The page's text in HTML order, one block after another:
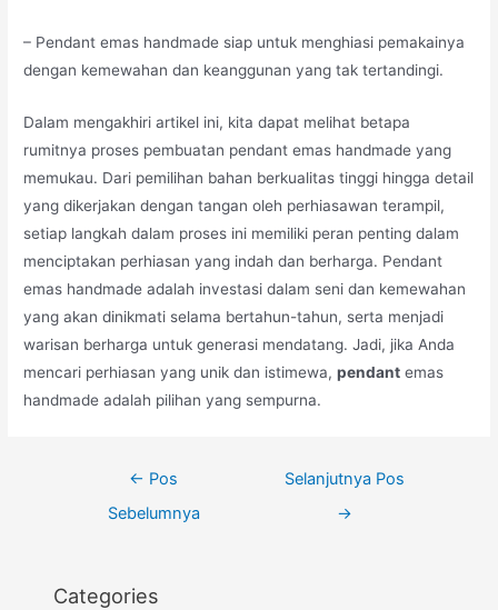
– Pendant emas handmade siap untuk menghiasi pemakainya
dengan kemewahan dan keanggunan yang tak tertandingi.
Dalam mengakhiri artikel ini, kita dapat melihat betapa
rumitnya proses pembuatan pendant emas handmade yang
memukau. Dari pemilihan bahan berkualitas tinggi hingga detail
yang dikerjakan dengan tangan oleh perhiasawan terampil,
setiap langkah dalam proses ini memiliki peran penting dalam
menciptakan perhiasan yang indah dan berharga. Pendant
emas handmade adalah investasi dalam seni dan kemewahan
yang akan dinikmati selama bertahun-tahun, serta menjadi
warisan berharga untuk generasi mendatang. Jadi, jika Anda
mencari perhiasan yang unik dan istimewa,pendant emas
handmade adalah pilihan yang sempurna.
← Pos
Sebelumnya
Selanjutnya Pos
→
Categories